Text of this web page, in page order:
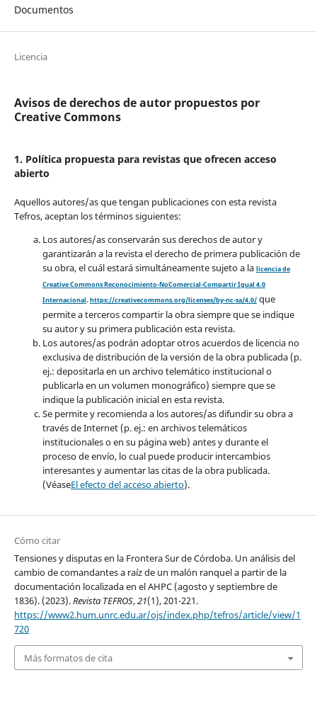
Documentos
Licencia
Avisos de derechos de autor propuestos por
Creative Commons
1. Política propuesta para revistas que ofrecen acceso
abierto
Aquellos autores/as que tengan publicaciones con esta revista
Tefros, aceptan los términos siguientes:
Los autores/as conservarán sus derechos de autor y
garantizarán a la revista el derecho de primera publicación de
su obra, el cuál estará simultáneamente sujeto a la licencia de
Creative Commons Reconocimiento-NoComercial-Compartir Igual 4.0
Internacional. https://creativecommons.org/licenses/by-nc-sa/4.0/que
permite a terceros compartir la obra siempre que se indique
su autor y su primera publicación esta revista.
Los autores/as podrán adoptar otros acuerdos de licencia no
exclusiva de distribución de la versión de la obra publicada (p.
ej.: depositarla en un archivo telemático institucional o
publicarla en un volumen monográfico) siempre que se
indique la publicación inicial en esta revista.
Se permite y recomienda a los autores/as difundir su obra a
través de Internet (p. ej.: en archivos telemáticos
institucionales o en su página web) antes y durante el
proceso de envío, lo cual puede producir intercambios
interesantes y aumentar las citas de la obra publicada.
(VéaseEl efecto del acceso abierto).
Cómo citar
Tensiones y disputas en la Frontera Sur de Córdoba. Un análisis del
cambio de comandantes a raíz de un malón ranquel a partir de la
documentación localizada en el AHPC (agosto y septiembre de
1836). (2023).Revista TEFROS,21(1), 201-221.
https://www2.hum.unrc.edu.ar/ojs/index.php/tefros/article/view/1
720
Más formatos de cita